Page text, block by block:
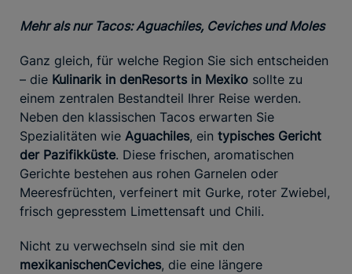
Mehr als nur Tacos: Aguachiles, Ceviches und Moles
Ganz gleich, für welche Region Sie sich entscheiden
– die Kulinarik in denResorts in Mexiko sollte zu
einem zentralen Bestandteil Ihrer Reise werden.
Neben den klassischen Tacos erwarten Sie
Spezialitäten wie Aguachiles, ein typisches Gericht
der Pazifikküste. Diese frischen, aromatischen
Gerichte bestehen aus rohen Garnelen oder
Meeresfrüchten, verfeinert mit Gurke, roter Zwiebel,
frisch gepresstem Limettensaft und Chili.
Nicht zu verwechseln sind sie mit den
mexikanischenCeviches, die eine längere